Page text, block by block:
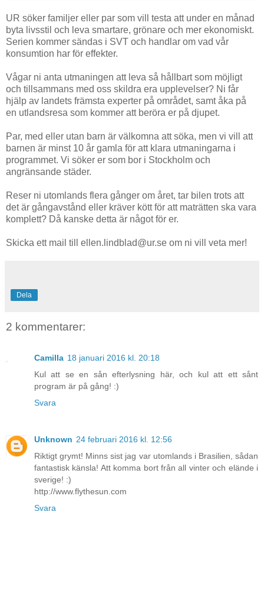
UR söker familjer eller par som vill testa att under en månad
byta livsstil och leva smartare, grönare och mer ekonomiskt.
Serien kommer sändas i SVT och handlar om vad vår
konsumtion har för effekter.
Vågar ni anta utmaningen att leva så hållbart som möjligt
och tillsammans med oss skildra era upplevelser? Ni får
hjälp av landets främsta experter på området, samt åka på
en utlandsresa som kommer att beröra er på djupet.
Par, med eller utan barn är välkomna att söka, men vi vill att
barnen är minst 10 år gamla för att klara utmaningarna i
programmet. Vi söker er som bor i Stockholm och
angränsande städer.
Reser ni utomlands flera gånger om året, tar bilen trots att
det är gångavstånd eller kräver kött för att maträtten ska vara
komplett? Då kanske detta är något för er.
Skicka ett mail till ellen.lindblad@ur.se om ni vill veta mer!
Dela
2 kommentarer:
Camilla 18 januari 2016 kl. 20:18
Kul att se en sån efterlysning här, och kul att ett sånt
program är på gång! :)
Svara
Unknown 24 februari 2016 kl. 12:56
Riktigt grymt! Minns sist jag var utomlands i Brasilien, sådan
fantastisk känsla! Att komma bort från all vinter och elände i
sverige! :)
http://www.flythesun.com
Svara